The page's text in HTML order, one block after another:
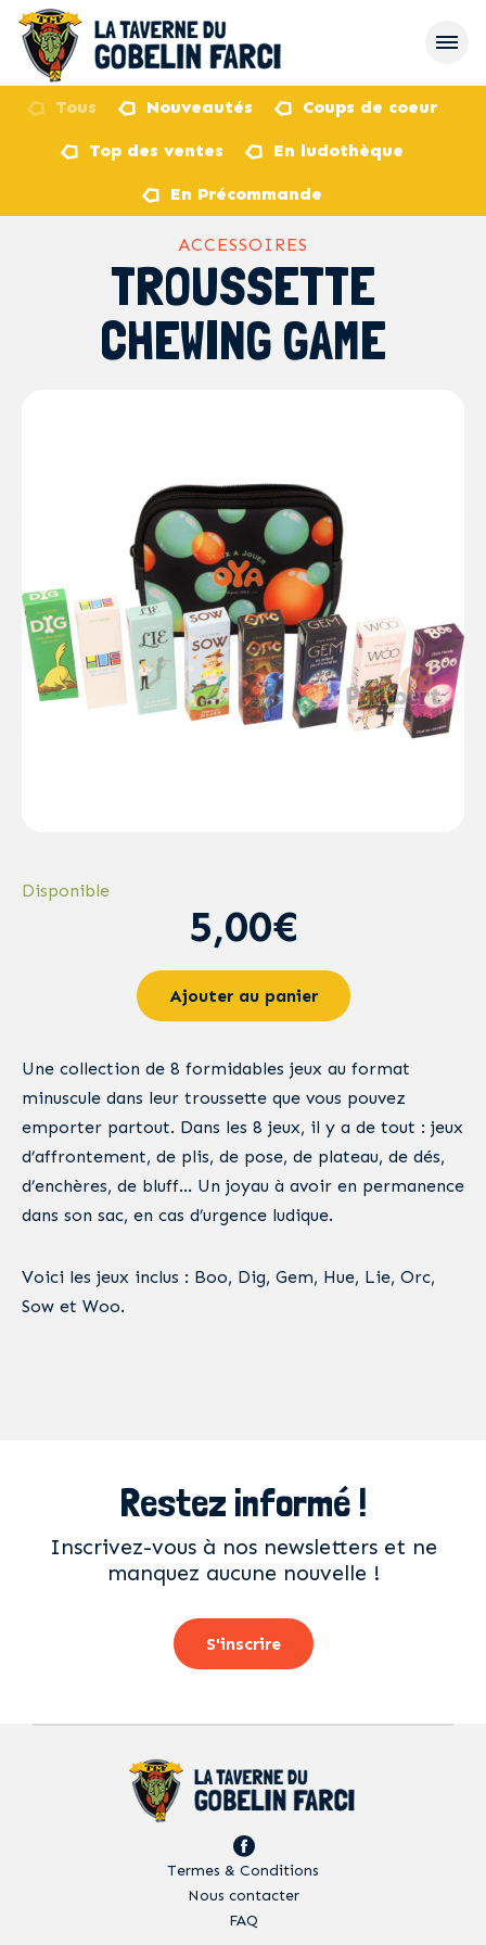
Tous Nouveautés Coups de coeur
Top des ventes En ludothèque
En Précommande
ACCESSOIRES
TROUSSETTE
CHEWING GAME
Disponible
5,00€
Ajouter au panier
Une collection de 8 formidables jeux au format
minuscule dans leur troussette que vous pouvez
emporter partout. Dans les 8 jeux, il y a de tout : jeux
d’affrontement, de plis, de pose, de plateau, de dés,
d’enchères, de bluff… Un joyau à avoir en permanence
dans son sac, en cas d’urgence ludique.
Voici les jeux inclus : Boo, Dig, Gem, Hue, Lie, Orc,
Sow et Woo.
Restez informé !
Inscrivez-vous à nos newsletters et ne
manquez aucune nouvelle !
S'inscrire
Termes & Conditions
Nous contacter
FAQ